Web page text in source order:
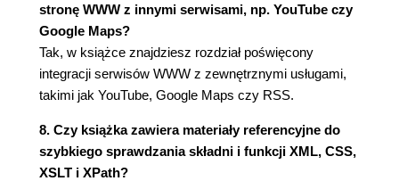
Zmienne i parametry (112)
Transformacja XSLT wykonywana przez
przeglądarkę WWW (114)
Transformacja XSLT wykonywana przy użyciu
edytora Altova XMLSpy (116)
Transformacja XSLT wykonywana w ColdFusion
(120)
stronę WWW z innymi serwisami, np. YouTube czy
Google Maps?
Tak, w książce znajdziesz rozdział poświęcony
integracji serwisów WWW z zewnętrznymi usługami,
takimi jak YouTube, Google Maps czy RSS.
8. Czy książka zawiera materiały referencyjne do
szybkiego sprawdzania składni i funkcji XML, CSS,
XSLT i XPath?